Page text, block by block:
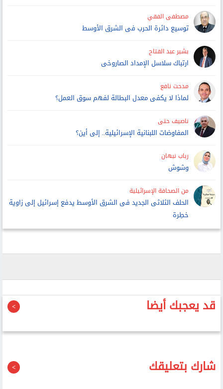
مصطفى الفقي
توسيع دائرة الحرب فى الشرق الأوسط
بشير عبد الفتاح
ارتباك سلاسل الإمداد الصاروخى
مدحت نافع
لماذا لا يكفى معدل البطالة لفهم سوق العمل؟
ناصيف حتى
المفاوضات اللبنانية الإسرائيلية.. إلى أين؟
رباب نبهان
وشوش
من الصحافة الإسرائيلية
الحلف الثلاثى الجديد فى الشرق الأوسط يدفع إسرائيل إلى زاوية
خطِرة
قد يعجبك أيضا
شارك بتعليقك